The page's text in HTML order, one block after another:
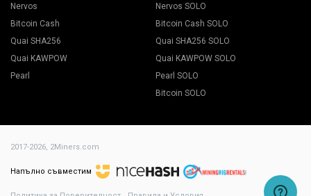
Nervos
Bitcoin Cash
Quai SHA256
Quai KAWPOW
Pearl
Nervos SOLO
Bitcoin Cash SOLO
Quai SHA256 SOLO
Quai KAWPOW SOLO
Pearl SOLO
Bitcoin SOLO
2017-2026, 2Miners.com
Напълно съвместим